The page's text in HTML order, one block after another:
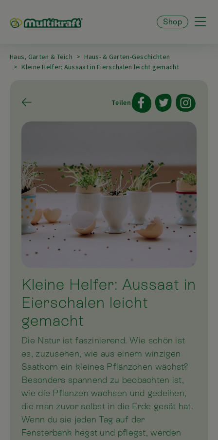
Shop
Haus, Garten & Teich
Haus- & Garten-Geschichten
Kleine Helfer: Aussaat in Eierschalen leicht gemacht
Teilen
Kleine Helfer: Aussaat in
Eierschalen leicht
gemacht
Die Natur ist faszinierend. Wie schön ist
es, zuzusehen, wie aus einem winzigen
Saatkorn ein kleines Pflänzchen wächst?
Besonders spannend zu beobachten ist,
wie die Pflanzen wachsen und gedeihen,
die man zuvor selbst in die Erde gesät hat.
Wenn du sie jeden Tag auf der
Fensterbank hegst und pflegst, werden